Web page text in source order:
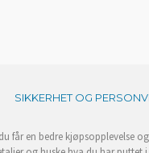
SIKKERHET OG
får en bedre kjøpsopplevelse